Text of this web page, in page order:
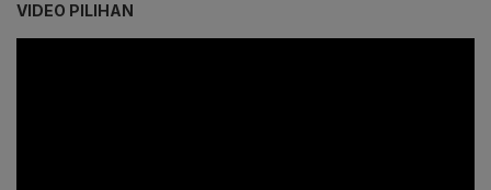
VIDEO PILIHAN